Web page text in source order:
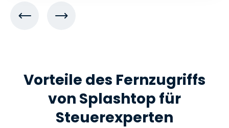
Vorteile des Fernzugriffs
von Splashtop für
Steuerexperten